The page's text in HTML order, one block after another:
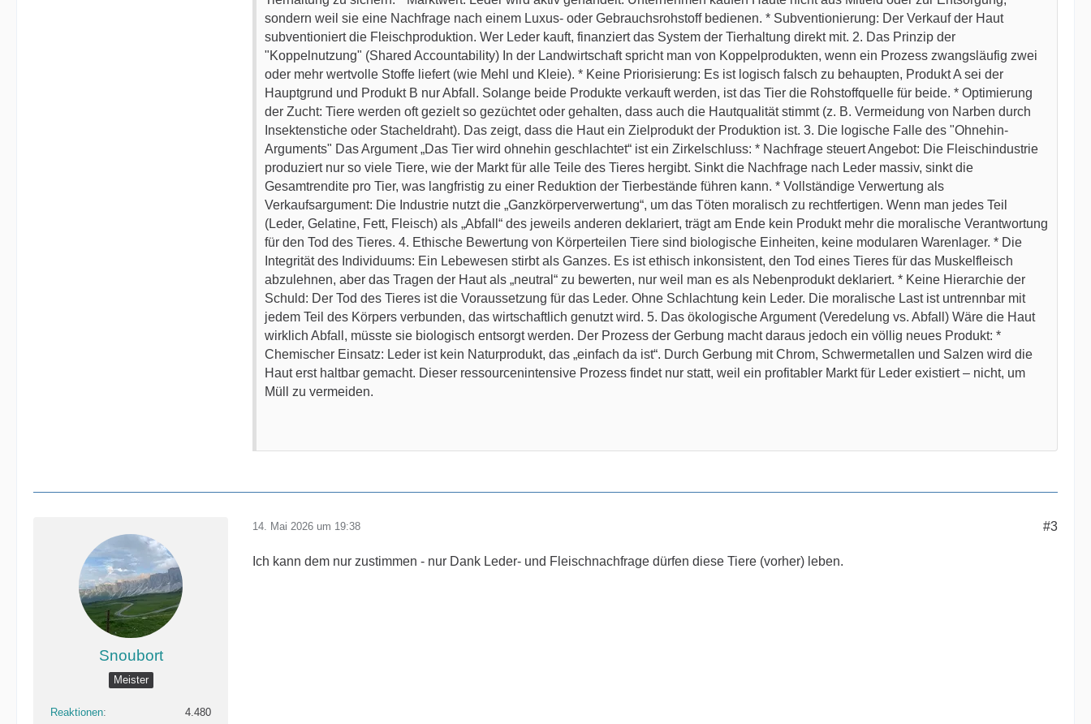
sondern weil sie eine Nachfrage nach einem Luxus- oder Gebrauchsrohstoff bedienen. * Subventionierung: Der Verkauf der Haut
subventioniert die Fleischproduktion. Wer Leder kauft, finanziert das System der Tierhaltung direkt mit. 2. Das Prinzip der
"Koppelnutzung" (Shared Accountability) In der Landwirtschaft spricht man von Koppelprodukten, wenn ein Prozess zwangsläufig zwei
oder mehr wertvolle Stoffe liefert (wie Mehl und Kleie). * Keine Priorisierung: Es ist logisch falsch zu behaupten, Produkt A sei der
Hauptgrund und Produkt B nur Abfall. Solange beide Produkte verkauft werden, ist das Tier die Rohstoffquelle für beide. * Optimierung
der Zucht: Tiere werden oft gezielt so gezüchtet oder gehalten, dass auch die Hautqualität stimmt (z. B. Vermeidung von Narben durch
Insektenstiche oder Stacheldraht). Das zeigt, dass die Haut ein Zielprodukt der Produktion ist. 3. Die logische Falle des "Ohnehin-
Arguments" Das Argument „Das Tier wird ohnehin geschlachtet“ ist ein Zirkelschluss: * Nachfrage steuert Angebot: Die Fleischindustrie
produziert nur so viele Tiere, wie der Markt für alle Teile des Tieres hergibt. Sinkt die Nachfrage nach Leder massiv, sinkt die
Gesamtrendite pro Tier, was langfristig zu einer Reduktion der Tierbestände führen kann. * Vollständige Verwertung als
Verkaufsargument: Die Industrie nutzt die „Ganzkörperverwertung“, um das Töten moralisch zu rechtfertigen. Wenn man jedes Teil
(Leder, Gelatine, Fett, Fleisch) als „Abfall“ des jeweils anderen deklariert, trägt am Ende kein Produkt mehr die moralische Verantwortung
für den Tod des Tieres. 4. Ethische Bewertung von Körperteilen Tiere sind biologische Einheiten, keine modularen Warenlager. * Die
Integrität des Individuums: Ein Lebewesen stirbt als Ganzes. Es ist ethisch inkonsistent, den Tod eines Tieres für das Muskelfleisch
abzulehnen, aber das Tragen der Haut als „neutral“ zu bewerten, nur weil man es als Nebenprodukt deklariert. * Keine Hierarchie der
Schuld: Der Tod des Tieres ist die Voraussetzung für das Leder. Ohne Schlachtung kein Leder. Die moralische Last ist untrennbar mit
jedem Teil des Körpers verbunden, das wirtschaftlich genutzt wird. 5. Das ökologische Argument (Veredelung vs. Abfall) Wäre die Haut
wirklich Abfall, müsste sie biologisch entsorgt werden. Der Prozess der Gerbung macht daraus jedoch ein völlig neues Produkt: *
Chemischer Einsatz: Leder ist kein Naturprodukt, das „einfach da ist“. Durch Gerbung mit Chrom, Schwermetallen und Salzen wird die
Haut erst haltbar gemacht. Dieser ressourcenintensive Prozess findet nur statt, weil ein profitabler Markt für Leder existiert – nicht, um
Müll zu vermeiden.
Snoubort
Meister
Reaktionen
4.480
14. Mai 2026 um 19:38 #3
Ich kann dem nur zustimmen - nur Dank Leder- und Fleischnachfrage dürfen diese Tiere (vorher) leben.